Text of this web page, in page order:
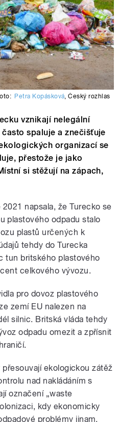
Petra Kopásková,Český rozhlas
vznikají nelegální
spaluje a znečišťuje
organizací se
přestože je jako
si stěžují na zápach,
2021 napsala, že Turecko se
plastového odpadu stalo
plastů určených k
tehdy do Turecka
tun britského plastového
celkového vývozu.
pro dovoz plastového
zemí EU nalezen na
silnic. Britská vláda tehdy
odpadu omezit a zpřísnit
ekologickou zátěž
nad nakládáním s
označení „waste
kdy ekonomicky
problémy jinam.